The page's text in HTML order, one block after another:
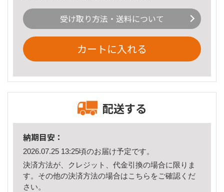
受け取り方法・送料について
カートに入れる
配送する
納期目安：
2026.07.25 13:25頃のお届け予定です。
決済方法が、クレジット、代金引換の場合に限りま
す。その他の決済方法の場合はこちら をご確認くだ
さい。